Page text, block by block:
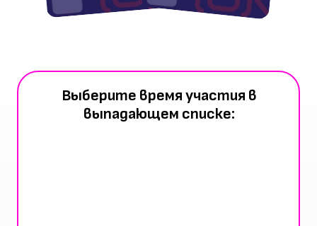
Выберите время участия в
выпадающем списке: